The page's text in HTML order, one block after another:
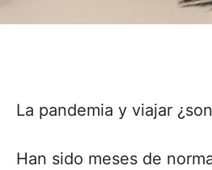
La pandemia y viajar
Han sido meses de